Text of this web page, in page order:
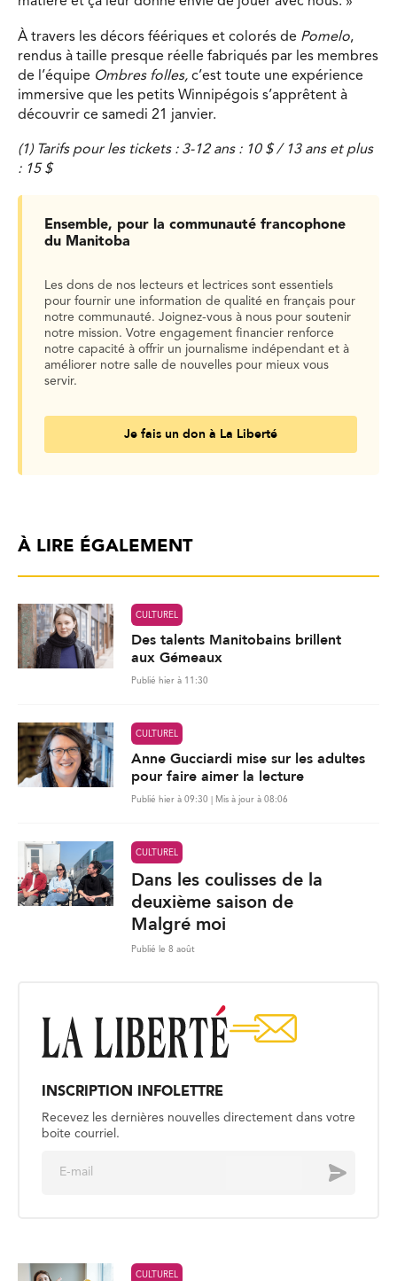
À travers les décors féériques et colorés de Pomelo,
rendus à taille presque réelle fabriqués par les membres
de l’équipe Ombres folles, c’est toute une expérience
immersive que les petits Winnipégois s’apprêtent à
découvrir ce samedi 21 janvier.
(1) Tarifs pour les tickets : 3-12 ans : 10 $ / 13 ans et plus
: 15 $
Ensemble, pour la communauté francophone
du Manitoba
Les dons de nos lecteurs et lectrices sont essentiels
pour fournir une information de qualité en français pour
notre communauté. Joignez-vous à nous pour soutenir
notre mission. Votre engagement financier renforce
notre capacité à offrir un journalisme indépendant et à
améliorer notre salle de nouvelles pour mieux vous
servir.
Je fais un don à La Liberté
À LIRE ÉGALEMENT
CULTUREL
Des talents Manitobains brillent
aux Gémeaux
Publié hier à 11:30
CULTUREL
Anne Gucciardi mise sur les adultes
pour faire aimer la lecture
Publié hier à 09:30 | Mis à jour à 08:06
CULTUREL
Dans les coulisses de la
deuxième saison de
Malgré moi
Publié le 8 août
INSCRIPTION INFOLETTRE
Recevez les dernières nouvelles directement dans votre
boite courriel.
Envoyer
CULTUREL